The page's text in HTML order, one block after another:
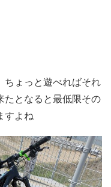
ちょっと遊べればそれ
たとなると最低限その
すよね